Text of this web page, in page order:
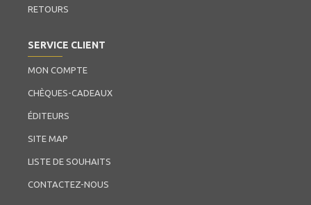
RETOURS
SERVICE CLIENT
MON COMPTE
CHÈQUES-CADEAUX
ÉDITEURS
SITE MAP
LISTE DE SOUHAITS
CONTACTEZ-NOUS